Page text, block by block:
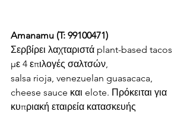
Amanamu (T: 99100471)
Σερβίρει λαχταριστά plant-based tacos
με 4 επιλογές σαλτσών,
salsa rioja, venezuelan guasacaca,
cheese sauce και elote. Πρόκειται για
κυπριακή εταιρεία κατασκευής